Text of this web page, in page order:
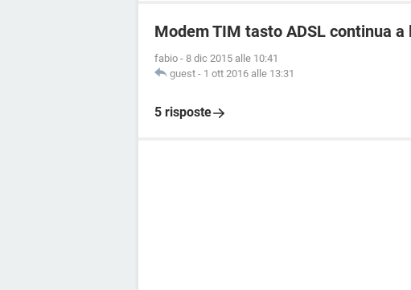
Modem TIM tasto ADSL continua
fabio - 8 dic 2015 alle 10:41
guest - 1 ott 2016 alle 13:31
5 risposte